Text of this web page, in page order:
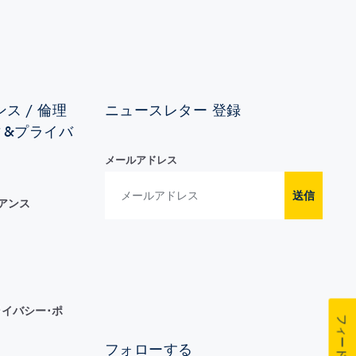
ス / 倫理
プライバ
ンス
バシー･ポ
ニュースレター 登録
メールアドレス
送信
フォローする